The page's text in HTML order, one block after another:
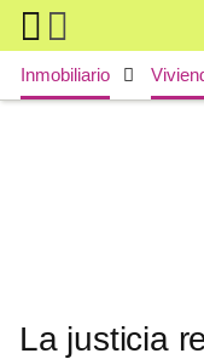
Skip to main content
Main navigation
Inmobiliario
La justicia